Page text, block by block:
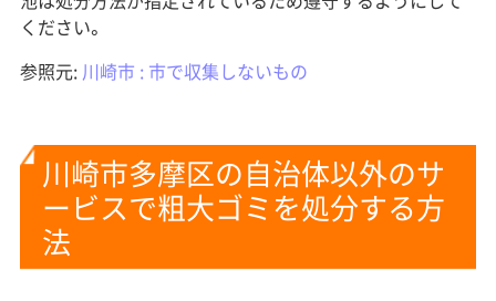
ください。
参照元: 川崎市 : 市で収集しないもの
川崎市多摩区の自治体以外のサ
ービスで粗大ゴミを処分する方
法